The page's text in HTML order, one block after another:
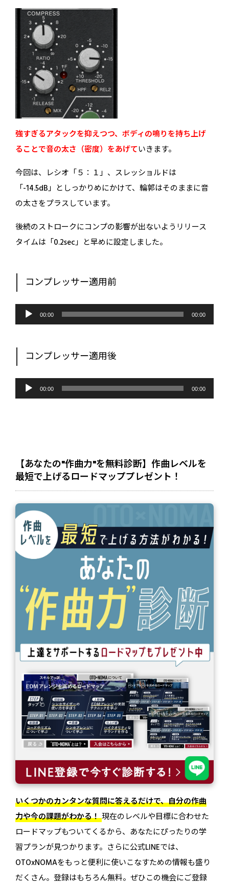
強すぎるアタックを抑えつつ、ボディの鳴りを持ち上げ
ることで音の太さ（密度）をあげていきます。
今回は、レシオ「５：１」、スレッショルドは
「-14.5dB」としっかりめにかけて、輪郭はそのままに音
の太さをプラスしています。
後続のストロークにコンプの影響が出ないようリリース
タイムは「0.2sec」と早めに設定しました。
コンプレッサー適用前
音
プ
ヤ
00:00 00:00
コンプレッサー適用後
音
プ
00:00 00:00
【あなたの"作曲力"を無料診断】作曲レベルを
最短で上げるロードマッププレゼント！
いくつかのカンタンな質問に答えるだけで、自分の作曲
力や今の課題がわかる！現在のレベルや目標に合わせた
ロードマップもついてくるから、あなたにぴったりの学
習プランが見つかります。さらに公式LINEでは、
OTOxNOMAをもっと便利に使いこなすための情報も盛り
だくさん。登録はもちろん無料。ぜひこの機会にご登録